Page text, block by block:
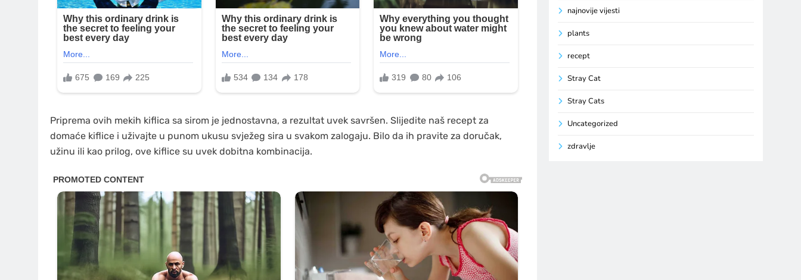
Priprema ovih mekih kiflica sa sirom je jednostavna, a rezultat uvek savršen. Slijedite naš recept za
domaće kiflice i uživajte u punom ukusu svježeg sira u svakom zalogaju. Bilo da ih pravite za doručak,
užinu ili kao prilog, ove kiflice su uvek dobitna kombinacija.
najnovije vijesti
plants
recept
Stray Cat
Stray Cats
Uncategorized
zdravlje